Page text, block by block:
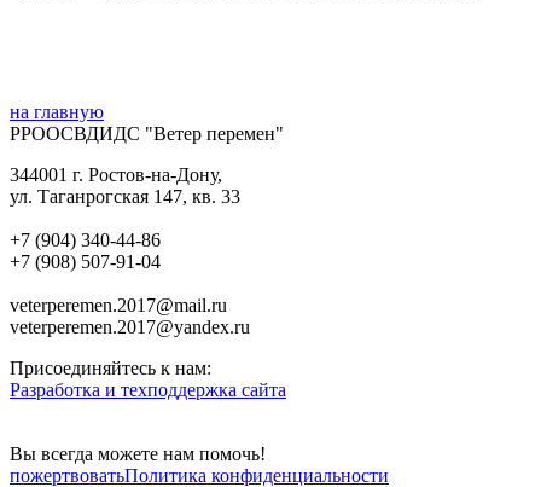
на главную
РРООСВДИДС "Ветер перемен"
344001 г. Ростов-на-Дону,
ул. Таганрогская 147, кв. 33‍
+7 (904) 340-44-86
+7 (908) 507-91-04‍
veterperemen.2017@mail.ru
veterperemen.2017@yandex.ru
Присоединяйтесь к нам:
Разработка и техподдержка сайта
Вы всегда можете нам помочь!
пожертвоватьПолитика конфиденциальности